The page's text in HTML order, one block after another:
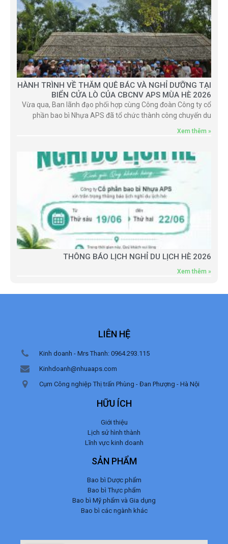
HÀNH TRÌNH VỀ THĂM QUÊ BÁC VÀ NGHỈ DƯỠNG TẠI
BIỂN CỬA LÒ CỦA CBCNV APS MÙA HÈ 2026
Vừa qua, Ban lãnh đạo phối hợp cùng Công đoàn Công ty cổ
phần bao bì Nhựa APS đã tổ chức thành công chuyến du
Xem thêm »
THÔNG BÁO LỊCH NGHỈ DU LỊCH HÈ 2026
Xem thêm »
LIÊN HỆ
Kinh doanh - Mrs Thanh: 0964.293.115
Kinhdoanh@nhuaaps.com
Cụm Công nghiệp Thị trấn Phùng - Đan Phượng - Hà Nội
HỮU ÍCH
Giới thiệu
Lịch sử hình thành
Lĩnh vực kinh doanh
SẢN PHẨM
Bao bì Dược phẩm
Bao bì Thực phẩm
Bao bì Mỹ phẩm và Gia dụng
Bao bì các ngành khác